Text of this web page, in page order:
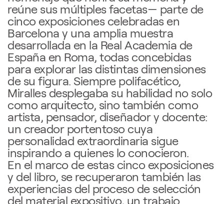
reúne sus múltiples facetas— parte de
cinco exposiciones celebradas en
Barcelona y una amplia muestra
desarrollada en la Real Academia de
España en Roma, todas concebidas
para explorar las distintas dimensiones
de su figura. Siempre polifacético,
Miralles desplegaba su habilidad no solo
como arquitecto, sino también como
artista, pensador, diseñador y docente:
un creador portentoso cuya
personalidad extraordinaria sigue
inspirando a quienes lo conocieron.
En el marco de estas cinco exposiciones
y del libro, se recuperaron también las
experiencias del proceso de selección
del material expositivo, un trabajo